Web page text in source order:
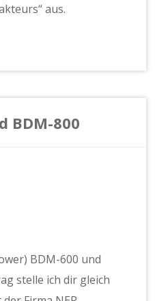
aus.
BDM-800
BDM-600 und
stelle ich dir gleich